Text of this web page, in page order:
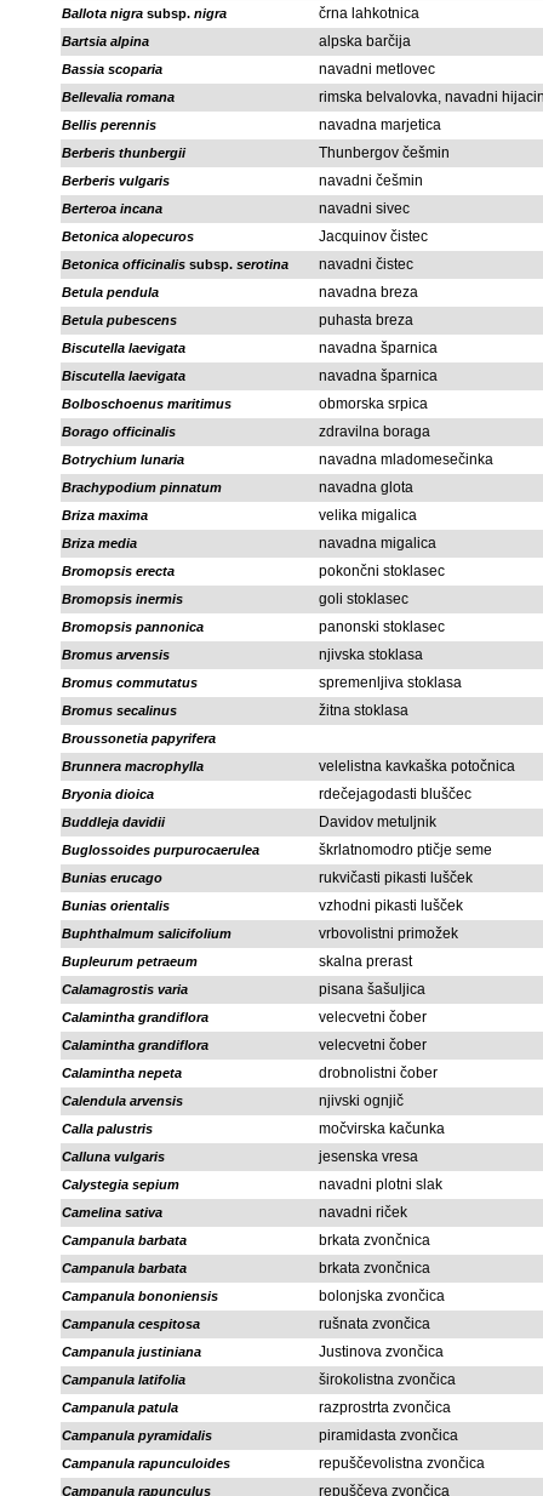
Ballota nigra subsp. nigra črna lahkotnica
Bartsia alpina alpska barčija
Bassia scoparia navadni metlovec
Bellevalia romana rimska belvalovka, navadni
Bellis perennis navadna marjetica
Berberis thunbergii Thunbergov češmin
Berberis vulgaris navadni češmin
Berteroa incana navadni sivec
Betonica alopecuros Jacquinov čistec
Betonica officinalis subsp. serotina navadni čistec
Betula pendula navadna breza
Betula pubescens puhasta breza
Biscutella laevigata navadna šparnica
Biscutella laevigata navadna šparnica
Bolboschoenus maritimus obmorska srpica
Borago officinalis zdravilna boraga
Botrychium lunaria navadna mladomesečinka
Brachypodium pinnatum navadna glota
Briza maxima velika migalica
Briza media navadna migalica
Bromopsis erecta pokončni stoklasec
Bromopsis inermis goli stoklasec
Bromopsis pannonica panonski stoklasec
Bromus arvensis njivska stoklasa
Bromus commutatus spremenljiva stoklasa
Bromus secalinus žitna stoklasa
Broussonetia papyrifera
Brunnera macrophylla
velelistna kavkaška potočnica
Bryonia dioica rdečejagodasti bluščec
Buddleja davidii Davidov metuljnik
Buglossoides purpurocaerulea škrlatnomodro ptičje seme
Bunias erucago rukvičasti pikasti lušček
Bunias orientalis vzhodni pikasti lušček
Buphthalmum salicifolium vrbovolistni primožek
Bupleurum petraeum skalna prerast
Calamagrostis varia pisana šašuljica
Calamintha grandiflora velecvetni čober
Calamintha grandiflora velecvetni čober
Calamintha nepeta drobnolistni čober
Calendula arvensis njivski ognjič
Calla palustris močvirska kačunka
Calluna vulgaris jesenska vresa
Calystegia sepium navadni plotni slak
Camelina sativa navadni riček
Campanula barbata brkata zvončnica
Campanula barbata brkata zvončnica
Campanula bononiensis bolonjska zvončica
Campanula cespitosa rušnata zvončica
Campanula justiniana Justinova zvončica
Campanula latifolia širokolistna zvončica
Campanula patula razprostrta zvončica
Campanula pyramidalis piramidasta zvončica
Campanula rapunculoides repuščevolistna zvončica
Campanula rapunculus repuščeva zvončica